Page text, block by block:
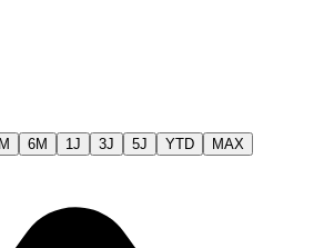
6M 1J 3J 5J YTD MAX